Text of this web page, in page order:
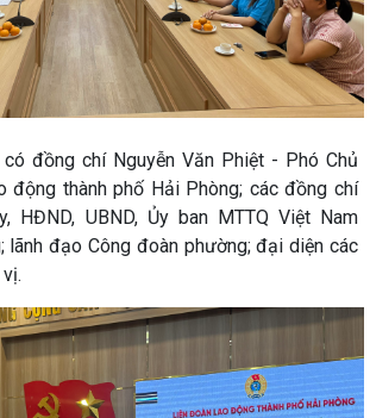
đồng chí Nguyễn Văn Phiệt - Phó Chủ
động thành phố Hải Phòng; các đồng chí
HĐND, UBND, Ủy ban MTTQ Việt Nam
lãnh đạo Công đoàn phường; đại diện các